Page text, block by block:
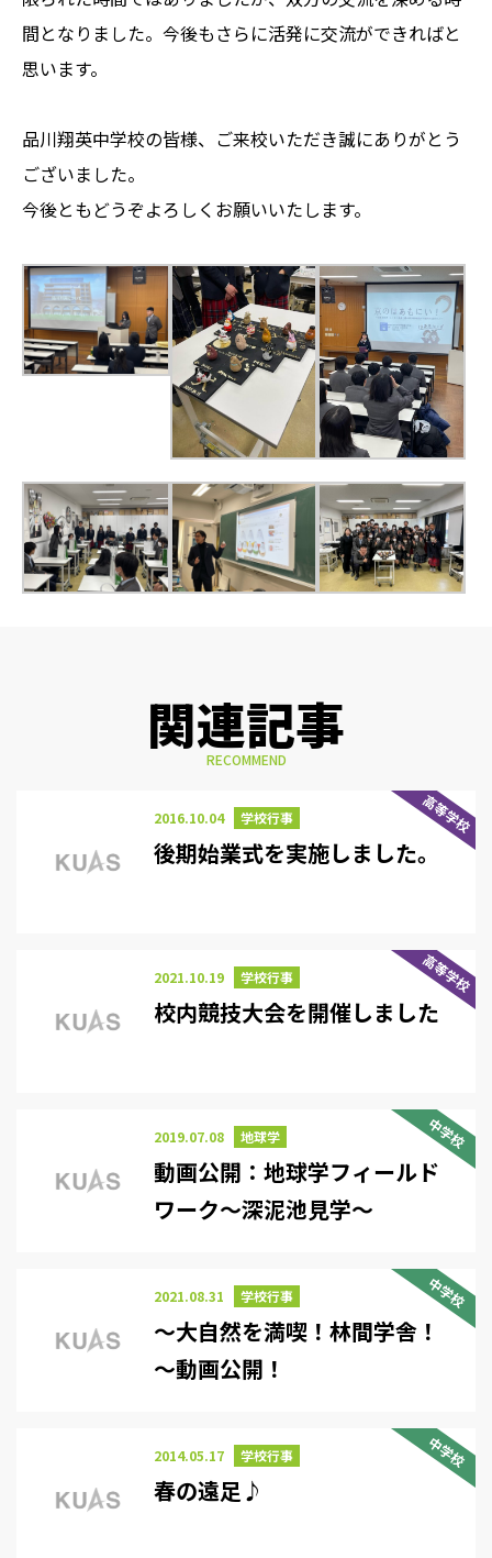
間となりました。今後もさらに活発に交流ができればと
思います。
品川翔英中学校の皆様、ご来校いただき誠にありがとう
ございました。
今後ともどうぞよろしくお願いいたします。
関連記事
RECOMMEND
高等学校
2016.10.04 学校行事
後期始業式を実施しました。
高等学校
2021.10.19 学校行事
校内競技大会を開催しました
中学校
2019.07.08 地球学
動画公開：地球学フィールド
ワーク～深泥池見学～
中学校
2021.08.31 学校行事
～大自然を満喫！林間学舎！
～動画公開！
中学校
2014.05.17 学校行事
春の遠足♪